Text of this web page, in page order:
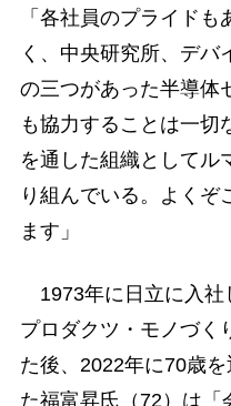
「各社員のプライド
く、中央研究所、デバ
の三つがあった半導体
も協力することは一切
を通した組織としてル
り組んでいる。よくぞ
ます」
1973年に日立に入社
プロダクツ・モノづく
た後、2022年に70歳
た福富昇氏（72）は